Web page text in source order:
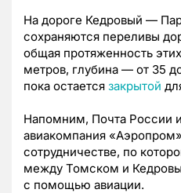
На дороге Кедровый —
сохраняются переливы
общая протяженность
метров, глубина — от 35
пока остается закрытой
Напомним, Почта России
авиакомпания
сотрудничестве, по
между Томском и
с помощью авиации.